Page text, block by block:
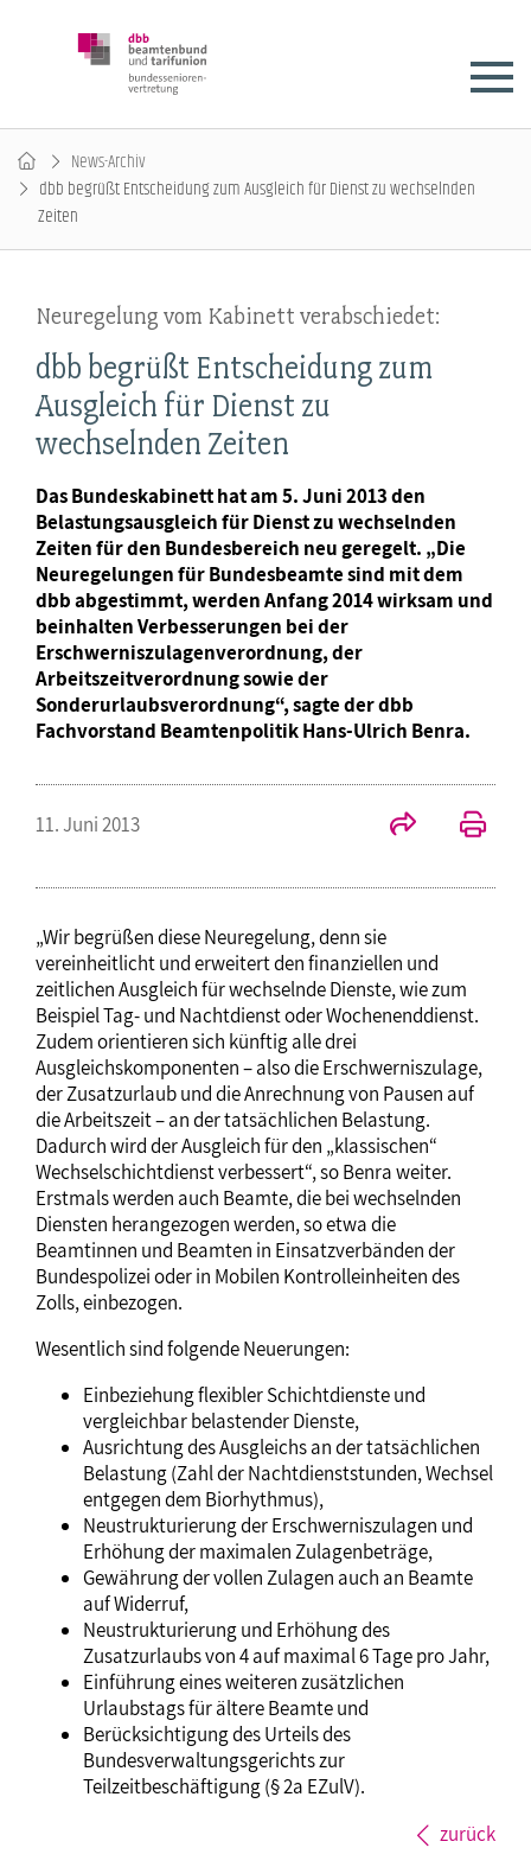
News-Archiv
dbb begrüßt Entscheidung zum Ausgleich für Dienst zu wechselnden
Zeiten
Neuregelung vom Kabinett verabschiedet:
dbb begrüßt Entscheidung zum
Ausgleich für Dienst zu
wechselnden Zeiten
Das Bundeskabinett hat am 5. Juni 2013 den
Belastungsausgleich für Dienst zu wechselnden
Zeiten für den Bundesbereich neu geregelt. „Die
Neuregelungen für Bundesbeamte sind mit dem
dbb abgestimmt, werden Anfang 2014 wirksam und
beinhalten Verbesserungen bei der
Erschwerniszulagenverordnung, der
Arbeitszeitverordnung sowie der
Sonderurlaubsverordnung“, sagte der dbb
Fachvorstand Beamtenpolitik Hans-Ulrich Benra.
11. Juni 2013
„Wir begrüßen diese Neuregelung, denn sie
vereinheitlicht und erweitert den finanziellen und
zeitlichen Ausgleich für wechselnde Dienste, wie zum
Beispiel Tag- und Nachtdienst oder Wochenenddienst.
Zudem orientieren sich künftig alle drei
Ausgleichskomponenten – also die Erschwerniszulage,
der Zusatzurlaub und die Anrechnung von Pausen auf
die Arbeitszeit – an der tatsächlichen Belastung.
Dadurch wird der Ausgleich für den „klassischen“
Wechselschichtdienst verbessert“, so Benra weiter.
Erstmals werden auch Beamte, die bei wechselnden
Diensten herangezogen werden, so etwa die
Beamtinnen und Beamten in Einsatzverbänden der
Bundespolizei oder in Mobilen Kontrolleinheiten des
Zolls, einbezogen.
Wesentlich sind folgende Neuerungen:
Einbeziehung flexibler Schichtdienste und
vergleichbar belastender Dienste,
Ausrichtung des Ausgleichs an der tatsächlichen
Belastung (Zahl der Nachtdienststunden, Wechsel
entgegen dem Biorhythmus),
Neustrukturierung der Erschwerniszulagen und
Erhöhung der maximalen Zulagenbeträge,
Gewährung der vollen Zulagen auch an Beamte
auf Widerruf,
Neustrukturierung und Erhöhung des
Zusatzurlaubs von 4 auf maximal 6 Tage pro Jahr,
Einführung eines weiteren zusätzlichen
Urlaubstags für ältere Beamte und
Berücksichtigung des Urteils des
Bundesverwaltungsgerichts zur
Teilzeitbeschäftigung (§ 2a EZulV).
zurück